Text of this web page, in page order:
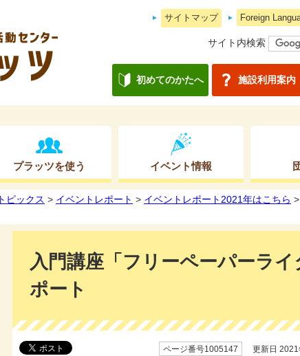
サイトマップ Foreign
サイト内検索
初めてのかたへ 施設利用案内
プラッツを使う イベント情報
トピックス > イベントレポート > イベントレポート2021年はこちら
入門講座「フリーペーパーラ
ポート
ページ番号1005147 更新日 2021